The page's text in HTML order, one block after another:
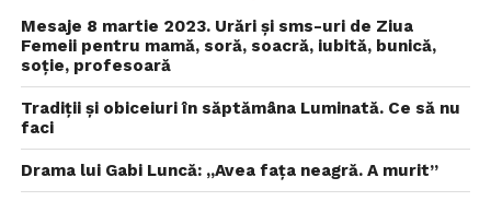
Mesaje 8 martie 2023. Urări și sms-uri de Ziua
Femeii pentru mamă, soră, soacră, iubită, bunică,
soție, profesoară
Tradiții și obiceiuri în săptămâna Luminată. Ce să nu
faci
Drama lui Gabi Luncă: „Avea faţa neagră. A murit”